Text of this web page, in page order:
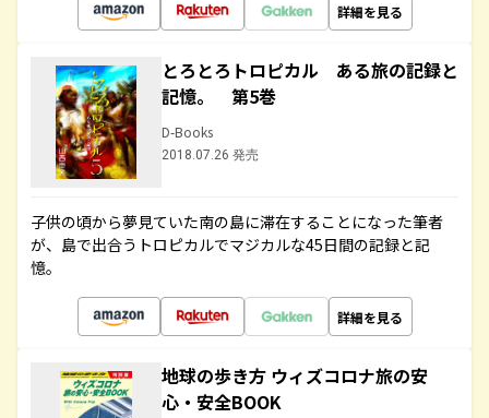
詳細を見る
とろとろトロピカル ある旅の記録と
記憶。 第5巻
D-Books
2018.07.26 発売
子供の頃から夢見ていた南の島に滞在することになった筆者
が、島で出合うトロピカルでマジカルな45日間の記録と記
憶。
詳細を見る
地球の歩き方 ウィズコロナ旅の安
心・安全BOOK